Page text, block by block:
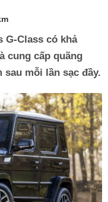
G-Class có khả
cung cấp quãng
mỗi lần sạc đầy.